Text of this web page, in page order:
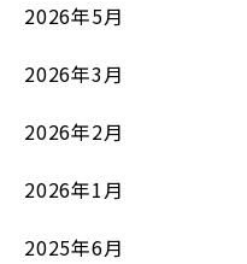
2026年5月
2026年3月
2026年2月
2026年1月
2025年6月